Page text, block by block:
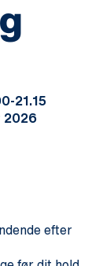
21.15
2026
efter